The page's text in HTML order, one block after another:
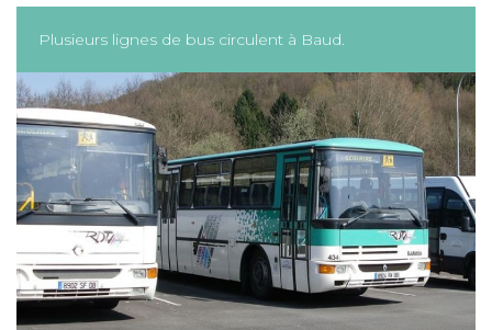
Plusieurs lignes de bus circulent à Baud.